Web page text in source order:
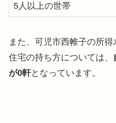
5人以上の世帯
また、可児市西帷子の所
住宅の持ち方については、
が0軒となっています。